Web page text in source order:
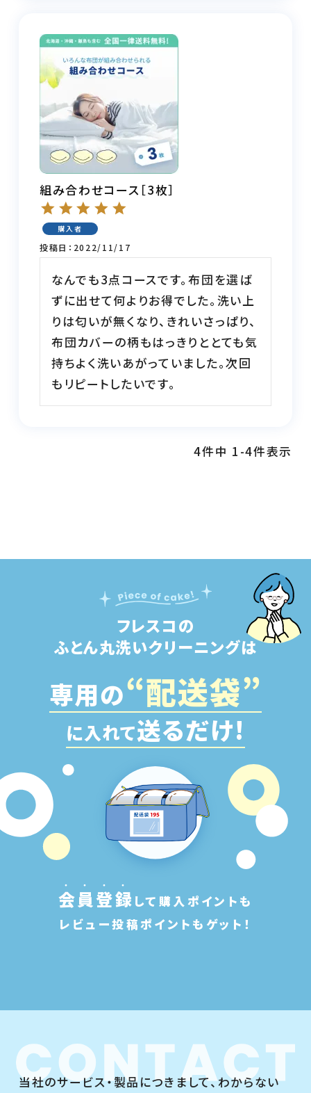
組み合わせコース［3枚］
購入者
投稿日 2022/11/17
なんでも3点コースです。布団を選ば
ずに出せて何よりお得でした。洗い上
りは匂いが無くなり、きれいさっぱり、
布団カバーの柄もはっきりととても気
持ちよく洗いあがっていました。次回
もリピートしたいです。
4件中 1 -4件表示
フレスコの
ふとん丸洗いクリーニングは
専用の“配送袋”
に入れて送るだけ!
会員登録 して購入ポイントも
レビュー投稿ポイントもゲット！
当社のサービス・製品につきまして、わからない